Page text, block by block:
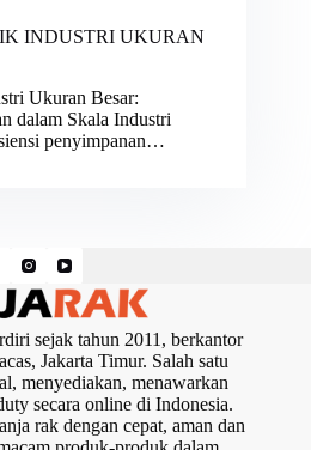
INDUSTRI UKURAN
Ukuran Besar:
dalam Skala Industri
penyimpanan…
sejak tahun 2011, berkantor
Jakarta Timur. Salah satu
menyediakan, menawarkan
secara online di Indonesia.
rak dengan cepat, aman dan